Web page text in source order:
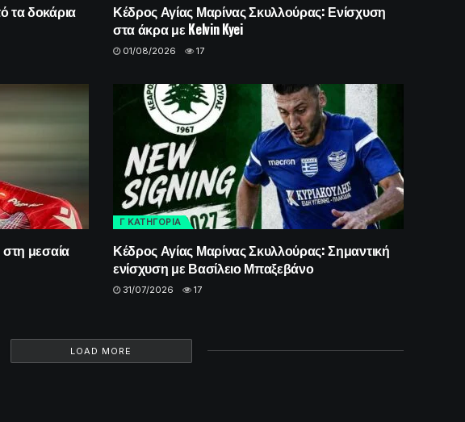
τα δοκάρια
Κέδρος Αγίας Μαρίνας Σκυλλούρας: Ενίσχυση
στα άκρα με Kelvin Kyei
01/08/2026 17
μεσαία
Γ ΚΑΤΗΓΟΡΙΑ
Κέδρος Αγίας Μαρίνας Σκυλλούρας: Σημαντική
ενίσχυση με Βασίλειο Μπαξεβάνο
31/07/2026 17
LOAD MORE